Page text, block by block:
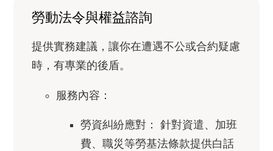
勞動法令與權益諮詢
提供實務建議，讓你在遭遇不公或合約疑慮
時，有專業的後盾。
服務內容：
勞資糾紛應對：
針對資遣、加班
費、職災等勞基法條款提供白話